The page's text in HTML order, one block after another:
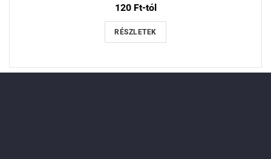
120 Ft-tól
RÉSZLETEK